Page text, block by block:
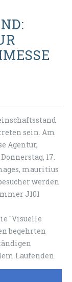
sein. Am
Agentur,
17.
mauritius
werden
J101
"Visuelle
begehrten
Laufenden.